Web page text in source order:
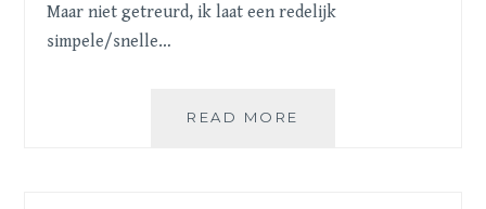
Maar niet getreurd, ik laat een redelijk
simpele/snelle…
READ MORE